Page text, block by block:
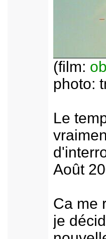
(film:
photo:
Le
Août
Ca me
je